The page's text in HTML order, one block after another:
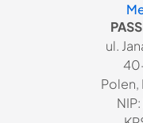
ul.
Polen,